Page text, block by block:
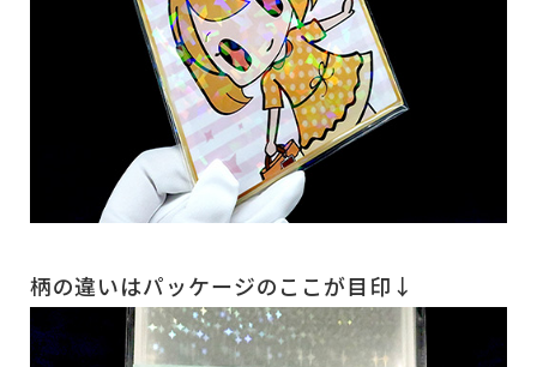
柄の違いはパッケージのここが目印↓